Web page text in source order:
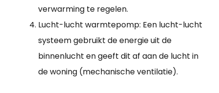
verwarming te regelen.
Lucht-lucht warmtepomp: Een lucht-lucht
systeem gebruikt de energie uit de
binnenlucht en geeft dit af aan de lucht in
de woning (mechanische ventilatie).